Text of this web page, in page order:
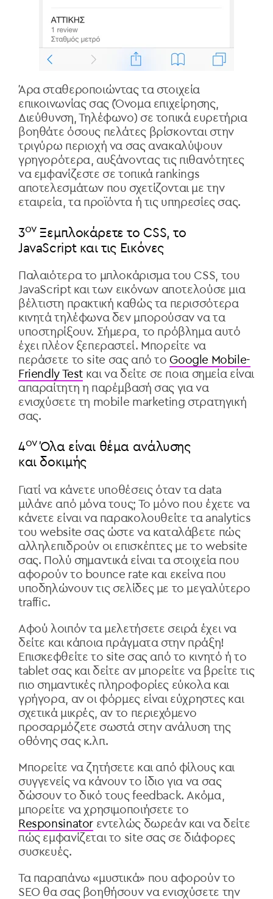
Άρα σταθεροποιώντας τα στοιχεία
επικοινωνίας σας (Όνομα επιχείρησης,
Διεύθυνση, Τηλέφωνο) σε τοπικά ευρετήρια
βοηθάτε όσους πελάτες βρίσκονται στην
τριγύρω περιοχή να σας ανακαλύψουν
γρηγορότερα, αυξάνοντας τις πιθανότητες
να εμφανίζεστε σε τοπικά rankings
αποτελεσμάτων που σχετίζονται με την
εταιρεία, τα προϊόντα ή τις υπηρεσίες σας.
3ον Ξεμπλοκάρετε το CSS, το
JavaScript και τις Εικόνες
Παλαιότερα το μπλοκάρισμα του CSS, του
JavaScript και των εικόνων αποτελούσε μια
βέλτιστη πρακτική καθώς τα περισσότερα
κινητά τηλέφωνα δεν μπορούσαν να τα
υποστηρίξουν. Σήμερα, το πρόβλημα αυτό
έχει πλέον ξεπεραστεί. Μπορείτε να
περάσετε το site σας από το Google Mobile-
Friendly Test και να δείτε σε ποια σημεία είναι
απαραίτητη η παρέμβασή σας για να
ενισχύσετε τη mobile marketing στρατηγική
σας.
4ον Όλα είναι θέμα ανάλυσης
και δοκιμής
Γιατί να κάνετε υποθέσεις όταν τα data
μιλάνε από μόνα τους; Το μόνο που έχετε να
κάνετε είναι να παρακολουθείτε τα analytics
τουwebsite σας ώστε να καταλάβετε πώς
αλληλεπιδρούν οι επισκέπτες με το website
σας. Πολύ σημαντικά είναι τα στοιχεία που
αφορούν το bounce rate και εκείνα που
υποδηλώνουν τις σελίδες με το μεγαλύτερο
traffic.
Αφού λοιπόν τα μελετήσετε σειρά έχει να
δείτε και κάποια πράγματα στην πράξη!
Επισκεφθείτε το site σας από το κινητό ή το
tablet σας και δείτε αν μπορείτε να βρείτε τις
πιο σημαντικές πληροφορίες εύκολα και
γρήγορα, αν οι φόρμες είναι εύχρηστες και
σχετικά μικρές, αν το περιεχόμενο
προσαρμόζετε σωστά στην ανάλυση της
οθόνης σας κ.λπ.
Μπορείτε να ζητήσετε και από φίλους και
συγγενείς να κάνουν το ίδιο για να σας
δώσουν το δικό τους feedback. Ακόμα,
μπορείτε να χρησιμοποιήσετε το
Responsinator εντελώς δωρεάν και να δείτε
πώς εμφανίζεται το site σας σε διάφορες
συσκευές.
Τα παραπάνω «μυστικά» που αφορούν το
SEO θα σας βοηθήσουν να ενισχύσετε την